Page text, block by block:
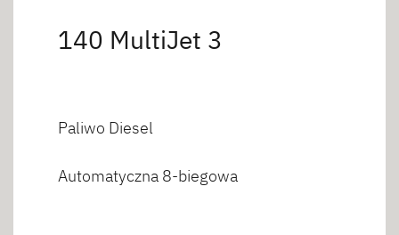
140 MultiJet 3
Paliwo Diesel
Automatyczna 8-biegowa